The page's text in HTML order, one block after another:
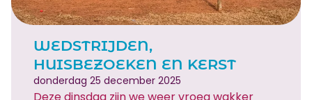
®
WEDSTRIJDEN,
HUISBEZOEKEN EN KERST
donderdag 25 december 2025
Deze dinsdag zijn we weer vroeg wakker